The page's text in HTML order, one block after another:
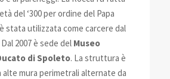
del ‘300 per ordine del Papa
stata utilizzata come carcere dal
2007 è sede del Museo
di Spoleto. La struttura è
mura perimetrali alternate da